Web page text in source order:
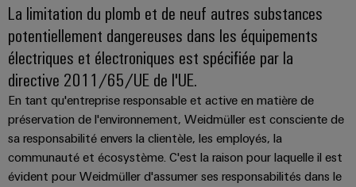
évolutifs
Fabricants
d'équipements
Solutions
de
technique
de
raccordement
innovantes
pour
Weidmüller
Configurator
Solutions
Workplace
Systèmes
Modules
de
câblage
API
et
solutions
de
migration
Services
de
laboratoire
Support
Support
technique
Presse
Nouvelles
locales
Actualité
de
l'entreprise
Actualité
La limitation du plomb et de neuf autres substances
potentiellement dangereuses dans les équipements
électriques et électroniques est spécifiée par la
directive 2011/65/UE de l'UE.
En tant qu'entreprise responsable et active en matière de
préservation de l'environnement, Weidmüller est consciente de
sa responsabilité envers la clientèle, les employés, la
communauté et écosystème. C'est la raison pour laquelle il est
évident pour Weidmüller d'assumer ses responsabilités dans le